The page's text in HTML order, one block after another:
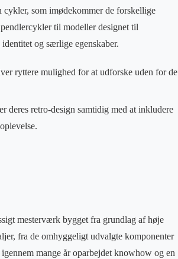
som imødekommer de forskellige
til modeller designet til
og særlige egenskaber.
ryttere mulighed for at udforske uden for de
deres retro-design samtidig med at inkludere
mesterværk bygget fra grundlag af høje
fra de omhyggeligt udvalgte komponenter
mange år oparbejdet knowhow og en